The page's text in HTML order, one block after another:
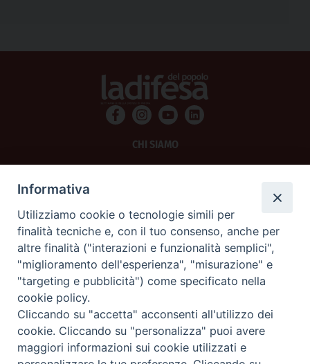
CHI SIAMO
SCRIVICI
La Difesa srl - P.iva 05125420280
La Difesa del Popolo percepisce i contributi pubblici all'editoria.
La Difesa del Popolo, tramite la Fisc (Federazione Italiana Settimanali Cattolici)
ha aderito allo IAP (Istituto dell'Autodisciplina Pubblicitaria) accettando il Codice
di Autodisciplina della Comunicazione Commerciale.
La Difesa del Popolo è una testata registrata presso il Tribunale di Padova
decreto del 15 giugno 1950 al n. 37 del registro periodici.
Informativa
Utilizziamo cookie o tecnologie simili per
finalità tecniche e, con il tuo consenso, anche per
altre finalità ("interazioni e funzionalità semplici",
"miglioramento dell'esperienza", "misurazione" e
"targeting e pubblicità") come specificato nella
cookie policy.
Cliccando su "accetta" acconsenti all'utilizzo dei
cookie. Cliccando su "personalizza" puoi avere
maggiori informazioni sui cookie utilizzati e